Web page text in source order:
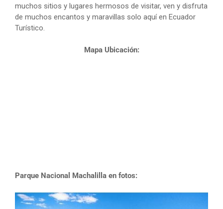
muchos sitios y lugares hermosos de visitar, ven y disfruta
de muchos encantos y maravillas solo aquí en Ecuador
Turístico.
Mapa Ubicación:
Parque Nacional Machalilla en fotos: